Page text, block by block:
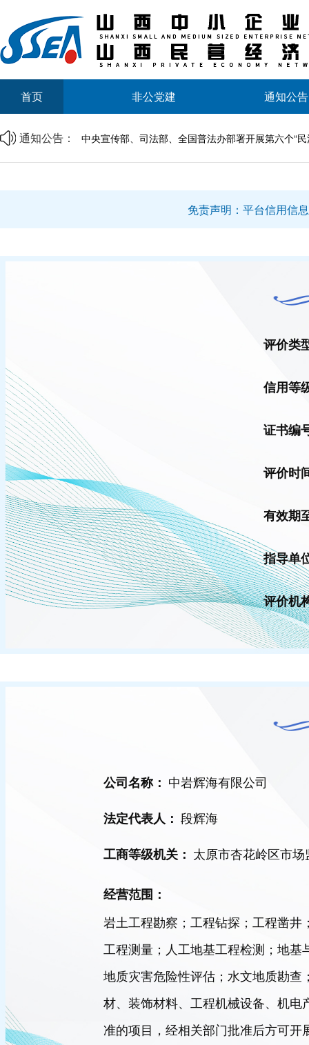
首页 非公党建 通知公告
通知公告：
山西省中小企业发展促进会2026年劳动节放假通知
山西省中小企业发展促进会财税专业委员会成立大会
资源互通聚合力 精准对接促共赢 | 诚邀莅临
免责声明：平台信用信
评价类
信用等
证书编
评价时
有效期
指导单
评价机
公司名称： 中岩辉海有限公司
法定代表人： 段辉海
工商等级机关： 太原市杏花岭区市
经营范围：
岩土工程勘察；工程钻探；工程凿
工程测量；人工地基工程检测；地
地质灾害危险性评估；水文地质勘
材、装饰材料、工程机械设备、机
准的项目，经相关部门批准后方可开